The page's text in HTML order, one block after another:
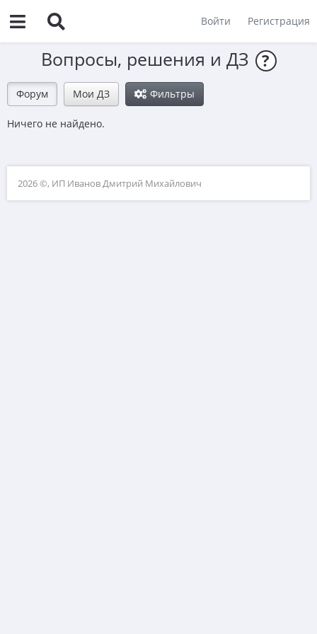
Войти Регистрация
Вопросы, решения и ДЗ ?
Форум Мои ДЗ Фильтры
Ничего не найдено.
2026 ©, ИП Иванов Дмитрий Михайлович